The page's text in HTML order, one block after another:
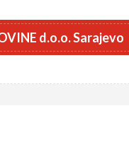
d.o.o. Sarajevo